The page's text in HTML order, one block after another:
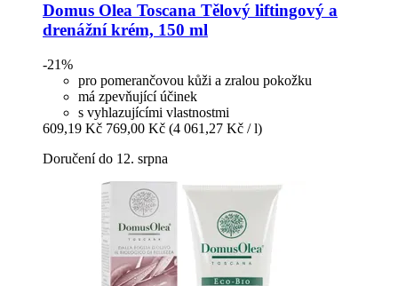
Domus Olea Toscana Tělový liftingový a
drenážní krém, 150 ml
-21%
pro pomerančovou kůži a zralou pokožku
má zpevňující účinek
s vyhlazujícími vlastnostmi
609,19 Kč 769,00 Kč (4 061,27 Kč / l)
Doručení do 12. srpna